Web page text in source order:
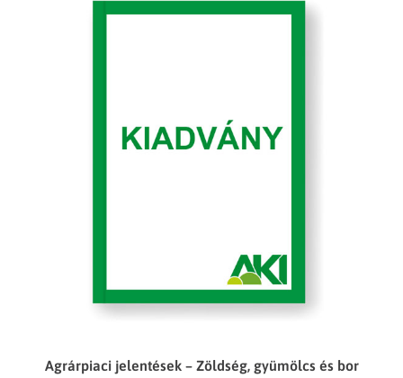
Agrárpiaci jelentések – Zöldség, gyümölcs és bor